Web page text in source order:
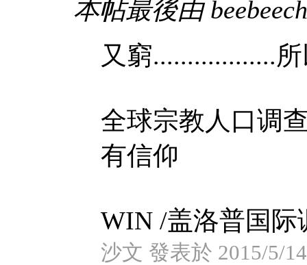
本帖最後由
又窮..................
全球宗教人口调
有信仰
WIN /盖洛普国际
沙文 發表於 2015/5/